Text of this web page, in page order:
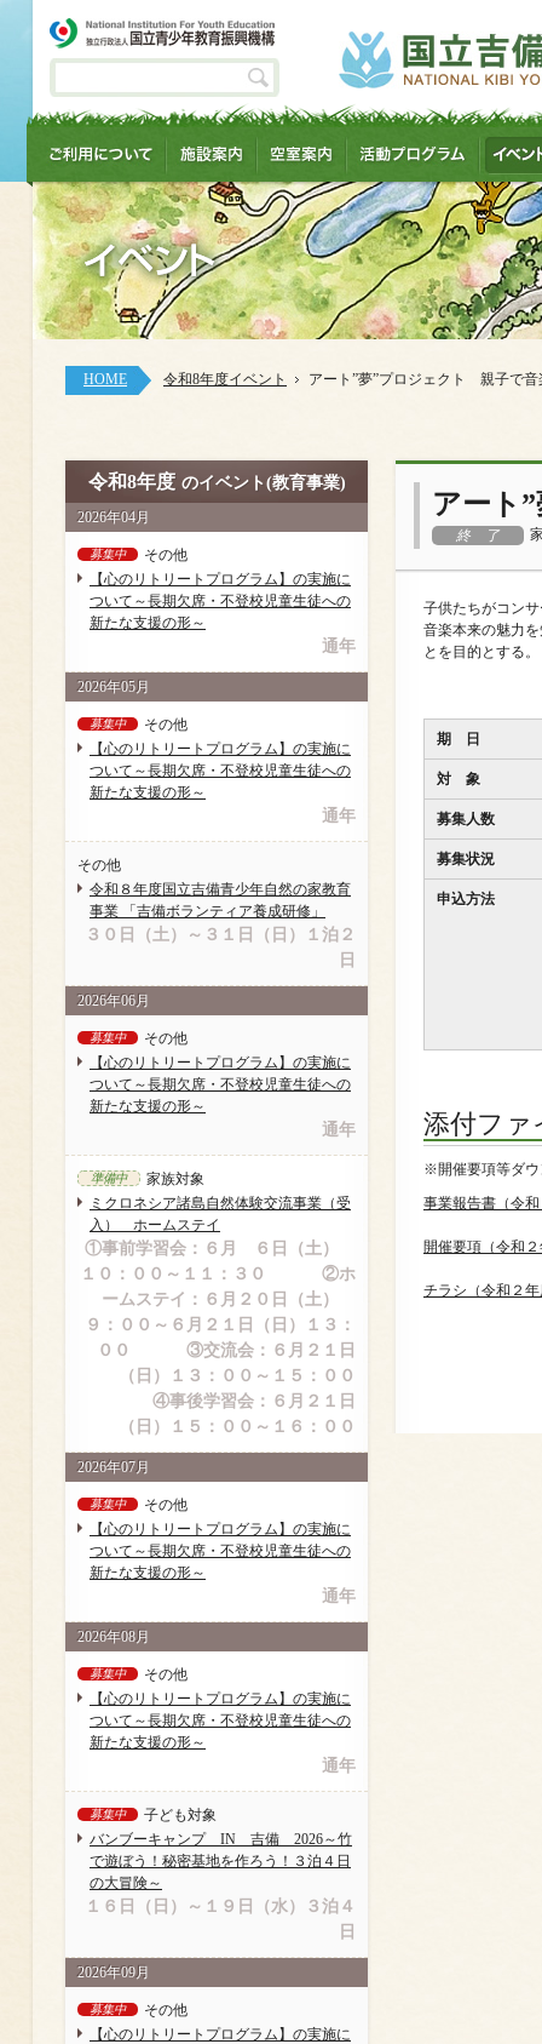
HOME 令和8年度イベント アート”夢”プロジェクト 親子で音
アート
終 了
子供たちがコン
音楽本来の魅力
とを目的とする。
期 日
対 象
募集人数
募集状況
申込方法
添付ファ
※開催要項等ダウ
事業報告書（令
開催要項（令和
チラシ（令和２
令和8年度 のイベント(教育事業)
2026年04月
募集中
その他
【心のリトリートプログラム】の実施に
ついて～長期欠席・不登校児童生徒への
新たな支援の形～
通年
2026年05月
募集中
その他
【心のリトリートプログラム】の実施に
ついて～長期欠席・不登校児童生徒への
新たな支援の形～
通年
その他
令和８年度国立吉備青少年自然の家教育
事業 「吉備ボランティア養成研修」
３０日（土）～３１日（日）１泊２
日
2026年06月
募集中
その他
【心のリトリートプログラム】の実施に
ついて～長期欠席・不登校児童生徒への
新たな支援の形～
通年
準備中
家族対象
ミクロネシア諸島自然体験交流事業（受
入） ホームステイ
①事前学習会：６月 ６日（土）
１０：００～１１：３０ ②ホ
ームステイ：６月２０日（土）
９：００～６月２１日（日）１３：
００ ③交流会：６月２１日
（日）１３：００～１５：００
④事後学習会：６月２１日
（日）１５：００～１６：００
2026年07月
募集中
その他
【心のリトリートプログラム】の実施に
ついて～長期欠席・不登校児童生徒への
新たな支援の形～
通年
2026年08月
募集中
その他
【心のリトリートプログラム】の実施に
ついて～長期欠席・不登校児童生徒への
新たな支援の形～
通年
募集中
子ども対象
バンブーキャンプ IN 吉備 2026～竹
で遊ぼう！秘密基地を作ろう！３泊４日
の大冒険～
１６日（日）～１９日（水）３泊４
日
2026年09月
募集中
その他
【心のリトリートプログラム】の実施に